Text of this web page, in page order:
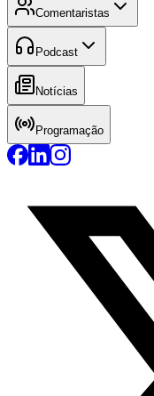
Comentaristas
Podcast
Notícias
Programação